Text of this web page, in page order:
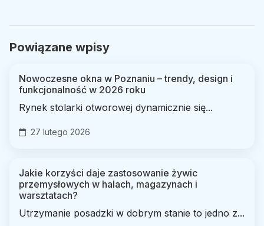
Powiązane wpisy
Nowoczesne okna w Poznaniu – trendy, design i
funkcjonalność w 2026 roku
Rynek stolarki otworowej dynamicznie się...
27 lutego 2026
Jakie korzyści daje zastosowanie żywic
przemysłowych w halach, magazynach i
warsztatach?
Utrzymanie posadzki w dobrym stanie to jedno z...